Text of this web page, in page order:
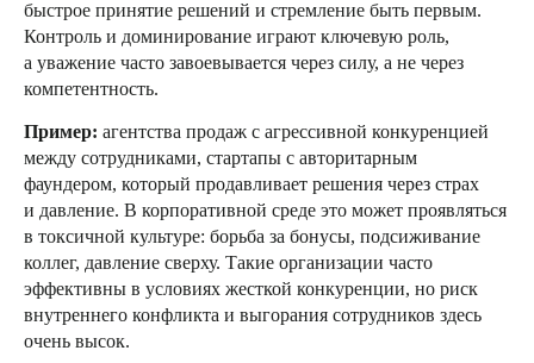
быстрое принятие решений и стремление быть первым.
Контроль и доминирование играют ключевую роль,
а уважение часто завоевывается через силу, а не через
компетентность.
Пример: агентства продаж с агрессивной конкуренцией
между сотрудниками, стартапы с авторитарным
фаундером, который продавливает решения через страх
и давление. В корпоративной среде это может проявляться
в токсичной культуре: борьба за бонусы, подсиживание
коллег, давление сверху. Такие организации часто
эффективны в условиях жесткой конкуренции, но риск
внутреннего конфликта и выгорания сотрудников здесь
очень высок.